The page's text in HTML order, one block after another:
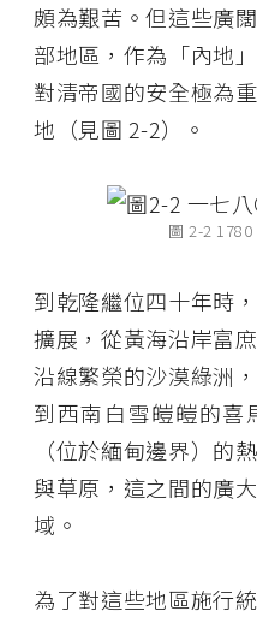
頗為艱苦。但這些廣
部地區，作為「內地
對清帝國的安全極為
地（見圖 2-2）。
圖 2-2
到乾隆繼位四十年時
擴展，從黃海沿岸富
沿線繁榮的沙漠綠洲
到西南白雪皚皚的喜
（位於緬甸邊界）的
與草原，這之間的廣
域。
為了對這些地區施行